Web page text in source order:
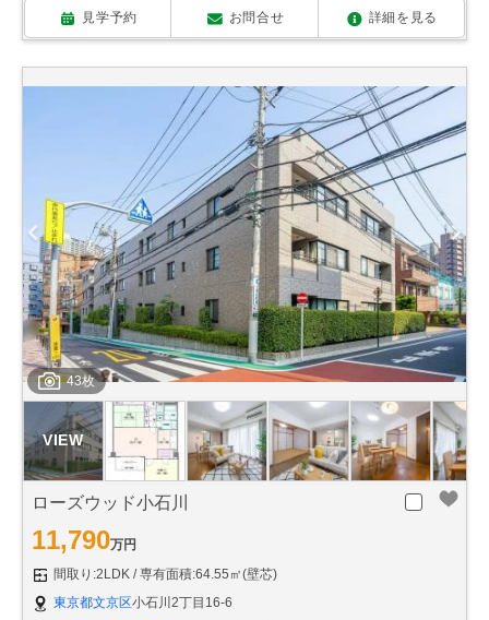
見学予約 お問合せ 詳細を見る
43枚
ローズウッド小石川
11,790万円
間取り:2LDK
専有面積:64.55㎡(壁芯)
東京都文京区小石川2丁目16-6